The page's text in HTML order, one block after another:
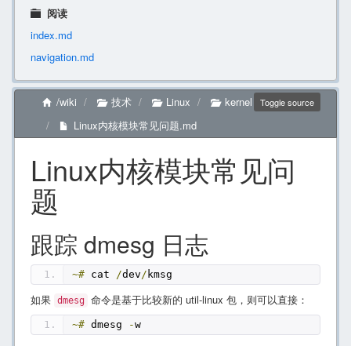
阅读
index.md
navigation.md
Toggle source
/wiki 技术 Linux
kernel
Linux内核模块常见问题.md
Linux内核模块常见问
题
跟踪 dmesg 日志
~# cat /dev/ kmsg
如果 dmesg 命令是基于比较新的 util-linux 包，则可以直接：
~# dmesg -w